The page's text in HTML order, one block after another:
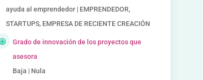
ayuda al emprendedor | EMPRENDEDOR,
STARTUPS, EMPRESA DE RECIENTE CREACIÓN
Grado de innovación de los proyectos que
asesora
Baja | Nula